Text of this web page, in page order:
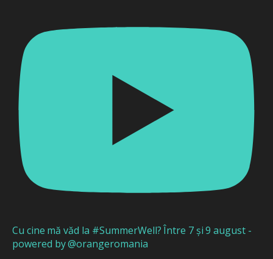
Cu cine mă văd la #SummerWell? Între 7 și 9 august -
powered by @orangeromania